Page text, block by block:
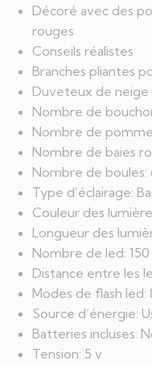
Décoré avec des
rouges
Conseils réalistes
Branches pliantes
Duveteux de neige
Nombre de
Nombre de
Nombre de baies
Nombre de boules:
Type d’éclairage:
Couleur des
Longueur des
Nombre de led: 150
Distance entre les
Modes de flash led:
Source d’énergie:
Batteries incluses:
Tension: 5 v